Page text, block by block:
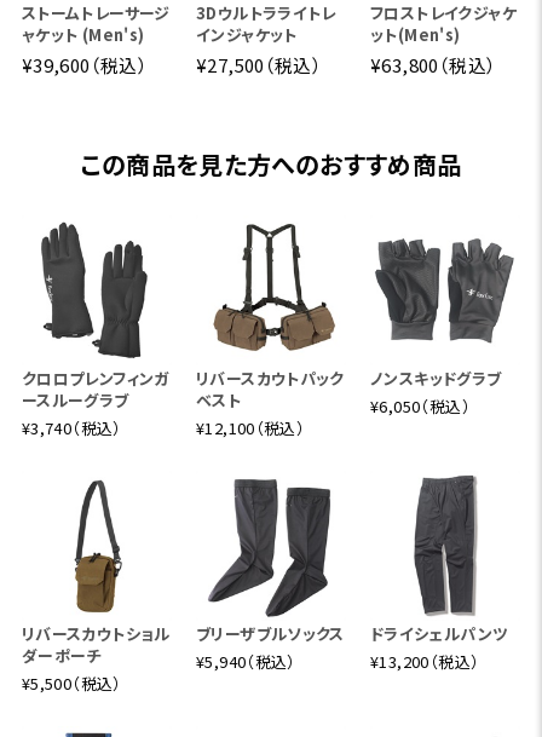
ストームトレーサージ
ャケット (Men's)
¥39,600（税込）
3Dウルトラライトレ
インジャケット
¥27,500（税込）
フロストレイクジャケ
ット(Men's)
¥63,800（税込）
この商品を見た方へのおすすめ商品
クロロプレンフィンガ
ースルーグラブ
¥3,740（税込）
リバースカウトパック
ベスト
¥12,100（税込）
ノンスキッドグラブ
¥6,050（税込）
リバースカウトショル
ダーポーチ
¥5,500（税込）
ブリーザブルソックス
¥5,940（税込）
ドライシェルパンツ
¥13,200（税込）